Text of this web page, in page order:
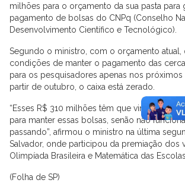
milhões para o orçamento da sua pasta para
pagamento de bolsas do CNPq (Conselho
Desenvolvimento Científico e Tecnológico).
Segundo o ministro, com o orçamento atual,
condições de manter o pagamento das
para os pesquisadores apenas nos próximos
partir de outubro, o caixa está zerado.
“Esses R$ 310 milhões têm que vir como
para manter essas bolsas, senão não
passando”, afirmou o ministro na última
Salvador, onde participou da premiação dos
Olimpíada Brasileira e Matemática das
(Folha de SP)